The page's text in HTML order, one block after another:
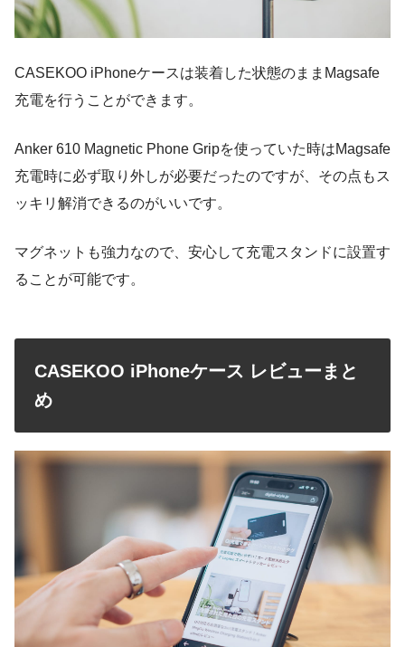
CASEKOO iPhoneケースは装着した状態のままMagsafe
充電を行うことができます。
Anker 610 Magnetic Phone Gripを使っていた時はMagsafe
充電時に必ず取り外しが必要だったのですが、その点もス
ッキリ解消できるのがいいです。
マグネットも強力なので、安心して充電スタンドに設置す
ることが可能です。
CASEKOO iPhoneケース レビューまと
め